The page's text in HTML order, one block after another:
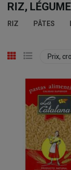
RIZ,
RIZ PÂTES
Prix,